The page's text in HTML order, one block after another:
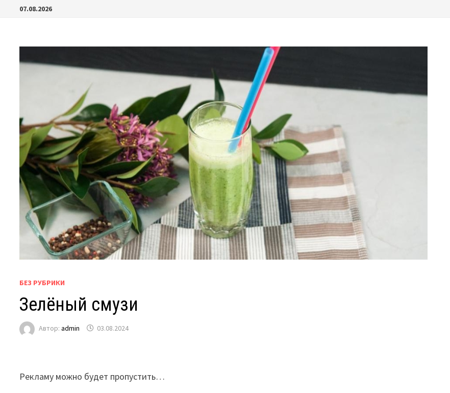
Перейти07.08.2026
БЕЗ РУБРИКИ
Зелёный смузи
Автор:admin 03.08.2024
Рекламу можно будет пропустить…